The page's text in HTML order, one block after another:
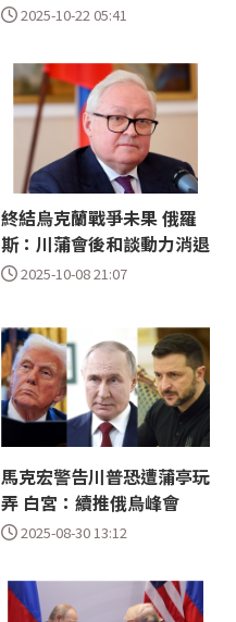
2025-10-22 05:41
終結烏克蘭戰爭未果 俄羅
斯：川蒲會後和談動力消退
2025-10-08 21:07
馬克宏警告川普恐遭蒲亭玩
弄 白宮：續推俄烏峰會
2025-08-30 13:12